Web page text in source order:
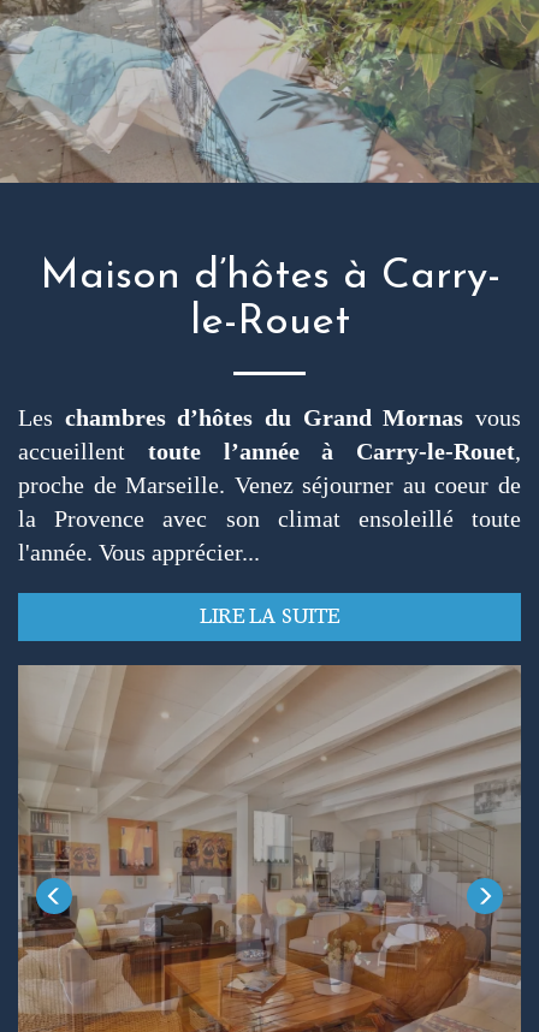
Maison d’hôtes à Carry-
le-Rouet
Les chambres d’hôtes du Grand Mornas vous
accueillent toute l’année à Carry-le-Rouet,
proche de Marseille. Venez séjourner au coeur de
la Provence avec son climat ensoleillé toute
l'année. Vous apprécier...
LIRE LA SUITE